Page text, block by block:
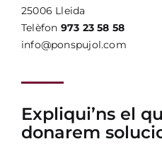
CONTACTE
25006 Lleida
Telèfon 973 23 58 58
info@ponspujol.com
Expliqui’ns el
donarem